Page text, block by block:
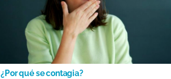
¿Por qué se contagia?